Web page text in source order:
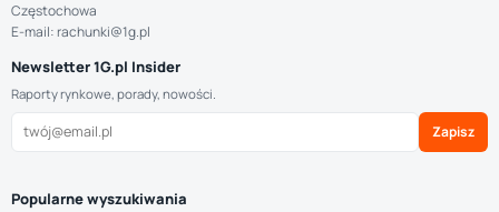
Częstochowa
E-mail: rachunki@1g.pl
Newsletter 1G.pl Insider
Raporty rynkowe, porady, nowości.
Zapisz
Popularne wyszukiwania